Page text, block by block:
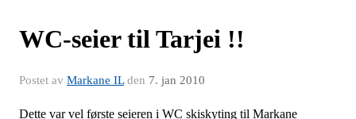
WC-seier til Tarjei !!
Postet av Markane ILden 7. jan 2010
Dette var vel første seieren i WC skiskyting til Markane